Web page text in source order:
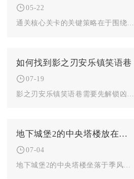
05-22
通关核心关卡的关键策略在于围绕灼烧体系构建阵容、把控回合节奏...
如何找到影之刃安乐镇笑语巷
07-19
地下城堡2的中央塔楼放在哪里
07-04